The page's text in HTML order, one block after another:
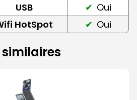
USB
Oui
HotSpot Oui